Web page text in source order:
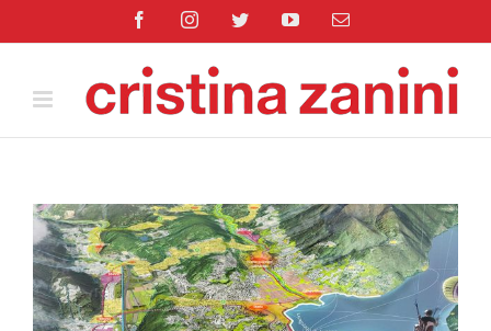
FacebookInstagramTwitterYouTubeEmail
Ingrandisci
immagine